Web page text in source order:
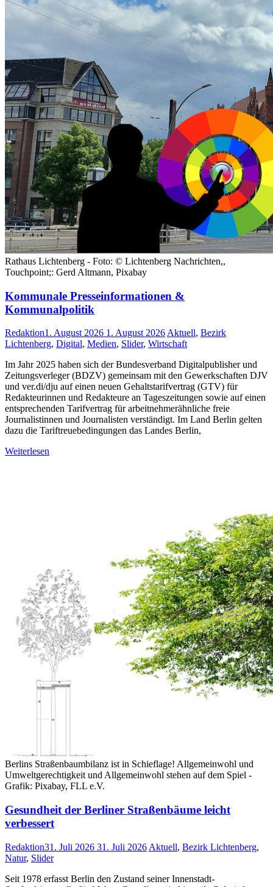
Rathaus Lichtenberg - Foto: © Lichtenberg Nachrichten,,
Touchpoint;: Gerd Altmann, Pixabay
Kommunale Presseinformationen &
Kommunalpolitik
Redaktion1. August 2026 1. August 2026 Aktuell, Bezirk
Lichtenberg, Digital, Medien, Slider, Wirtschaft
Im Jahr 2025 haben sich der Bundesverband Digitalpublisher und
Zeitungsverleger (BDZV) gemeinsam mit den Gewerkschaften DJV
und ver.di/dju auf einen neuen Gehaltstarifvertrag (GTV) für
Redakteurinnen und Redakteure an Tageszeitungen sowie auf einen
entsprechenden Tarifvertrag für arbeitnehmerähnliche freie
Journalistinnen und Journalisten verständigt. Im Land Berlin gelten
dazu die Tariftreuebedingungen das Landes Berlin,
Weiterlesen
Berlins Straßenbaumbilanz ist in Schieflage! Allgemeinwohl und
Umweltgerechtigkeit und Allgemeinwohl stehen auf dem Spiel -
Grafik: Pixabay, FLL e.V.
Gesundheit der Berliner Straßenbäume leicht
verbessert
Redaktion31. Juli 2026 31. Juli 2026 Aktuell, Bezirk Lichtenberg,
Natur, Slider
Seit 1978 erfasst Berlin den Zustand seiner Innenstadt-